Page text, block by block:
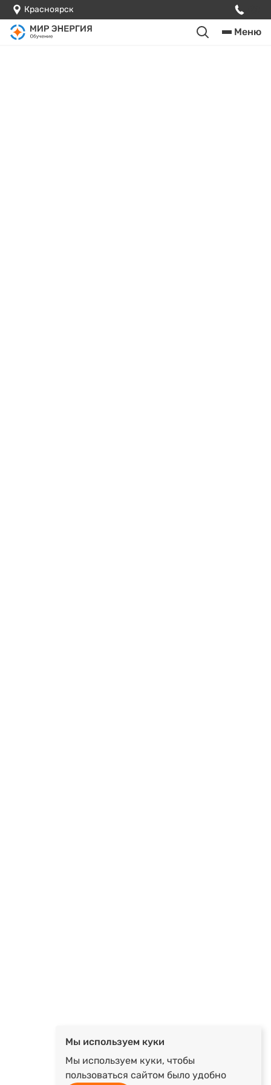
Красноярск
Меню
Мы используем куки
Мы используем куки, чтобы
пользоваться сайтом было удобно